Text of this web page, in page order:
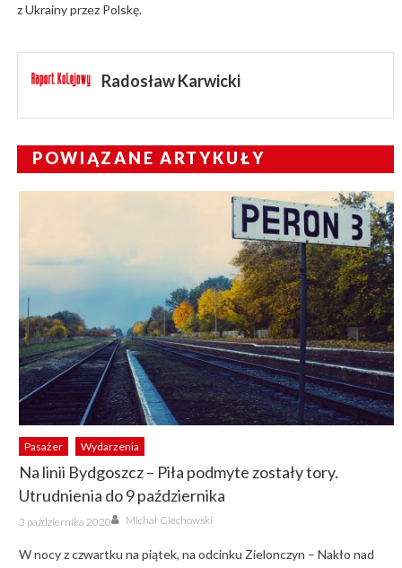
z Ukrainy przez Polskę.
Radosław Karwicki
POWIĄZANE ARTYKUŁY
Pasażer Wydarzenia
Na linii Bydgoszcz – Piła podmyte zostały tory.
Utrudnienia do 9 października
Posted
on
3 października 2020 Author
Michał Ciechowski
W nocy z czwartku na piątek, na odcinku Zielonczyn – Nakło nad